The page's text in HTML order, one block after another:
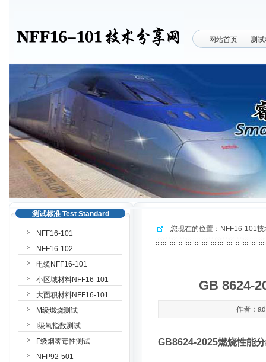
网站首页 测
您现在的位置： NFF16-101
GB 8624-
作者：
GB8624-2025燃烧性能
测试标准 Test Standard
NFF16-101
NFF16-102
电缆NFF16-101
小区域材料NFF16-101
大面积材料NFF16-101
M级燃烧测试
I级氧指数测试
F级烟雾毒性测试
NFP92-501